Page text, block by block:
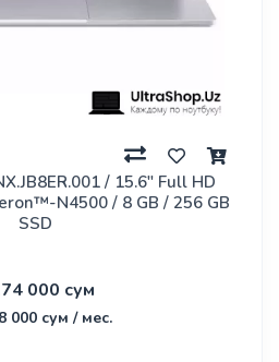
/ 15.6" Full HD
N4500 / 8 GB / 256 GB
SSD
000 сум
000 сум / мес.